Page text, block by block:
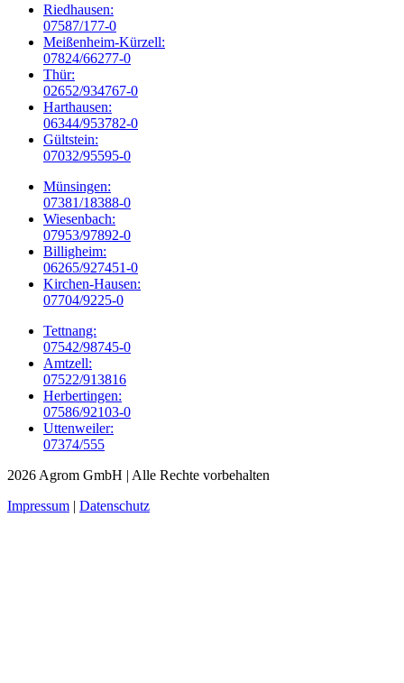
Riedhausen:
07587/177-0
Meißenheim-Kürzell:
07824/66277-0
Thür:
02652/934767-0
Harthausen:
06344/953782-0
Gültstein:
07032/95595-0
Münsingen:
07381/18388-0
Wiesenbach:
07953/97892-0
Billigheim:
06265/927451-0
Kirchen-Hausen:
07704/9225-0
Tettnang:
07542/98745-0
Amtzell:
07522/913816
Herbertingen:
07586/92103-0
Uttenweiler:
07374/555
2026 Agrom GmbH | Alle Rechte vorbehalten
Impressum | Datenschutz